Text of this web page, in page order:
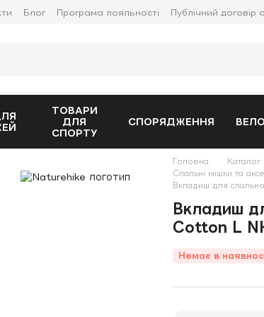
Блог Програма лояльності Публічний договір
ТОВАРИ
ДЛЯ
СПОРТУ
СПОРЯДЖЕННЯ
Головна Каталог
Спальні мішки та
Вкладиш для
Вкладиш
Cotton L
Немає в